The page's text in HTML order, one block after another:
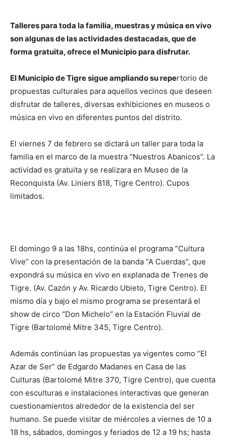
Talleres para toda la familia, muestras y música en vivo
son algunas de las actividades destacadas, que de
forma gratuita, ofrece el Municipio para disfrutar.
El Municipio de Tigre sigue ampliando su repertorio de
propuestas culturales para aquellos vecinos que deseen
disfrutar de talleres, diversas exhibiciones en museos o
música en vivo en diferentes puntos del distrito.
El viernes 7 de febrero se dictará un taller para toda la
familia en el marco de la muestra “Nuestros Abanicos”. La
actividad es gratuita y se realizara en Museo de la
Reconquista (Av. Liniers 818, Tigre Centro). Cupos
limitados.
El domingo 9 a las 18hs, continúa el programa “Cultura
Vive” con la presentación de la banda “A Cuerdas”, que
expondrá su música en vivo en explanada de Trenes de
Tigre. (Av. Cazón y Av. Ricardo Ubieto, Tigre Centro). El
mismo día y bajo el mismo programa se presentará el
show de circo “Don Michelo” en la Estación Fluvial de
Tigre (Bartolomé Mitre 345, Tigre Centro).
Además continúan las propuestas ya vigentes como “El
Azar de Ser” de Edgardo Madanes en Casa de las
Culturas (Bartolomé Mitre 370, Tigre Centro), que cuenta
con esculturas e instalaciones interactivas que generan
cuestionamientos alrededor de la existencia del ser
humano. Se puede visitar de miércoles a viernes de 10 a
18 hs, sábados, domingos y feriados de 12 a 19 hs; hasta